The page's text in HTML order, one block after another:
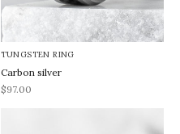
TUNGSTEN RING
Carbon silver
REA-pris
$97.00